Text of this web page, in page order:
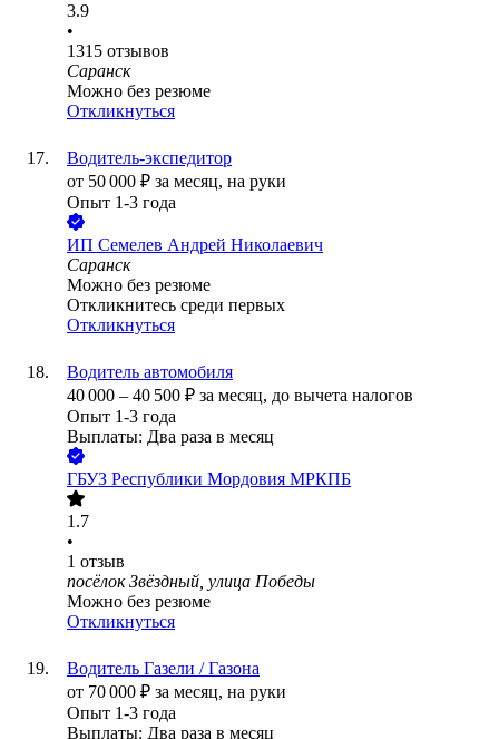
3.9
•
1315 отзывов
Саранск
Можно без резюме
Откликнуться
Водитель-экспедитор
от 50 000 ₽ за месяц, на руки
Опыт 1-3 года
ИП Семелев Андрей Николаевич
Саранск
Можно без резюме
Откликнитесь среди первых
Откликнуться
Водитель автомобиля
40 000 – 40 500 ₽ за месяц, до вычета налогов
Опыт 1-3 года
Выплаты: Два раза в месяц
ГБУЗ Республики Мордовия МРКПБ
1.7
•
1 отзыв
посёлок Звёздный, улица Победы
Можно без резюме
Откликнуться
Водитель Газели / Газона
от 70 000 ₽ за месяц, на руки
Опыт 1-3 года
Выплаты: Два раза в месяц